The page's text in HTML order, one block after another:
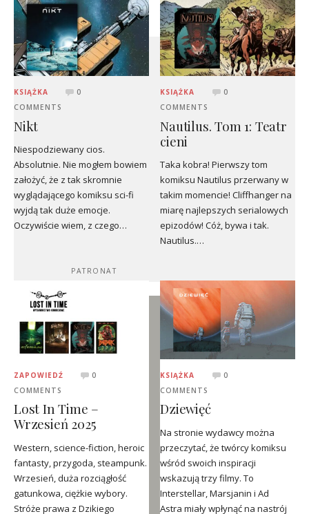
KSIĄŻKA
0
COMMENTS
Nikt
Niespodziewany cios.
Absolutnie. Nie mogłem bowiem
założyć, że z tak skromnie
wyglądającego komiksu sci-fi
wyjdą tak duże emocje.
Oczywiście wiem, z czego…
KSIĄŻKA
0
COMMENTS
Nautilus. Tom 1: Teatr
cieni
Taka kobra! Pierwszy tom
komiksu Nautilus przerwany w
takim momencie! Cliffhanger na
miarę najlepszych serialowych
epizodów! Cóż, bywa i tak.
Nautilus.…
ZAPOWIEDŹ
0
COMMENTS
Lost In Time –
Wrzesień 2025
Western, science-fiction, heroic
fantasty, przygoda, steampunk.
Wrzesień, duża rozciągłość
gatunkowa, ciężkie wybory.
Stróże prawa z Dzikiego
KSIĄŻKA
0
COMMENTS
Dziewięć
Na stronie wydawcy można
przeczytać, że twórcy komiksu
wśród swoich inspiracji
wskazują trzy filmy. To
Interstellar, Marsjanin i Ad
Astra miały wpłynąć na nastrój
PATRONAT